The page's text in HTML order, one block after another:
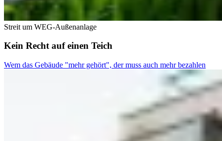
Streit um WEG-Außenanlage
Kein Recht auf einen Teich
Wem das Gebäude "mehr gehört", der muss auch mehr bezahlen